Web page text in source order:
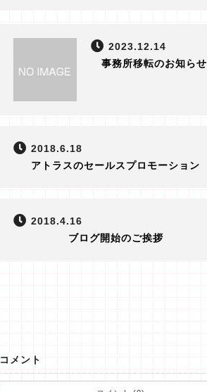
2023.12.14
事務所移転のお知らせ
2018.6.18
アトラスのセールスプロモーション
2018.4.16
ブログ開始のご挨拶
コメント